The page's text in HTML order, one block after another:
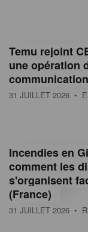
M
a
g
n
e
Temu rejoint
une opération
31 JUILLET 2026 •
Incendies en
comment les
s'organisent
(France)
31 JUILLET 2026 •